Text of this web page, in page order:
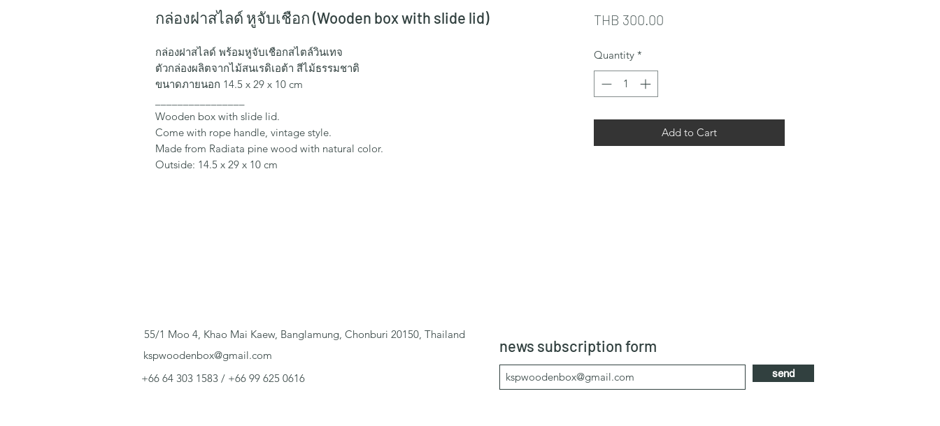
กล่องฝาสไลด์ หูจับเชือก (Wooden box with slide lid)
กล่องฝาสไลด์ พร้อมหูจับเชือกสไตล์วินเทจ
ตัวกล่องผลิตจากไม้สนเรดิเอต้า สีไม้ธรรมชาติ
ขนาดภายนอก 14.5 x 29 x 10 cm
Wooden box with slide lid.
Come with rope handle, vintage style.
Made from Radiata pine wood with natural color.
Outside: 14.5 x 29 x 10 cm
THB 300.00Price
Quantity *
Add to Cart
55/1 Moo 4, Khao Mai Kaew, Banglamung, Chonburi 20150, Thailand
kspwoodenbox@gmail.com
+66 64 303 1583 / +66 99 625 0616
news subscription form
send